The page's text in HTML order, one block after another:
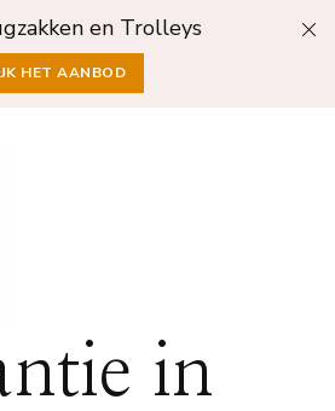
en Trolleys
HET AANBOD
in